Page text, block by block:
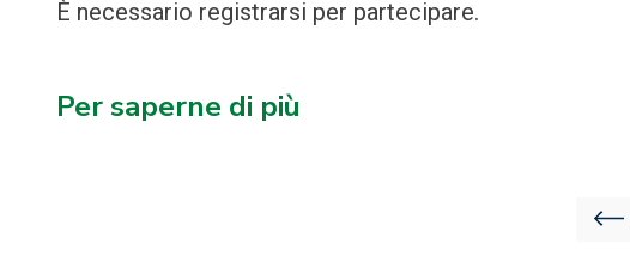
È necessario registrarsi per partecipare.
Per saperne di più